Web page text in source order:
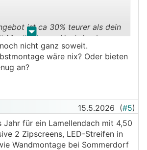
. .
ist ca 30% teurer als dein
Montage usw. Hast du eine
Firma?
nicht ganz soweit.
wäre nix? Oder bieten
an?
15.5.2026 (#5)
Jahr für ein Lamellendach mit 4,50
2 Zipscreens, LED-Streifen in
Wandmontage bei Sommerdorf